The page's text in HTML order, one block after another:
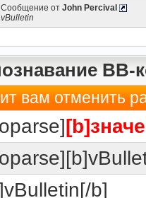
Сообщение от John Percival
vBulletin
BB-
вам отменить
b]